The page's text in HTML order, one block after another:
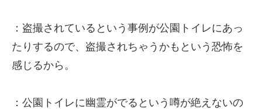
：盗撮されているという事例が公園トイレにあっ
たりするので、盗撮されちゃうかもという恐怖を
感じるから。
：公園トイレに幽霊がでるという噂が絶えないの